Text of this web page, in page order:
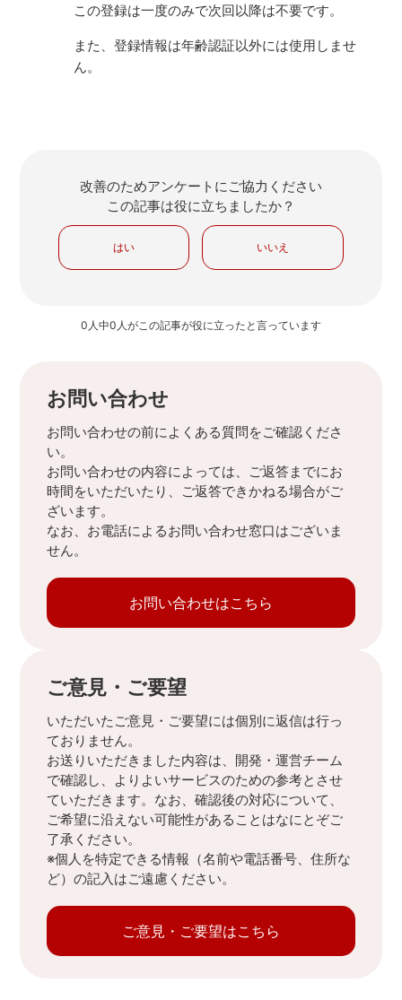
この登録は一度のみで次回以降は不要です。
また、登録情報は年齢認証以外には使用しませ
ん。
改善のためアンケートにご協力ください
この記事は役に立ちましたか？
はい いいえ
0人中0人がこの記事が役に立ったと言っています
お問い合わせ
お問い合わせの前によくある質問をご確認くださ
い。
お問い合わせの内容によっては、ご返答までにお
時間をいただいたり、ご返答できかねる場合がご
ざいます。
なお、お電話によるお問い合わせ窓口はございま
せん。
お問い合わせはこちら
ご意見・ご要望
いただいたご意見・ご要望には個別に返信は行っ
ておりません。
お送りいただきました内容は、開発・運営チーム
で確認し、よりよいサービスのための参考とさせ
ていただきます。なお、確認後の対応について、
ご希望に沿えない可能性があることはなにとぞご
了承ください。
※個人を特定できる情報（名前や電話番号、住所な
ど）の記入はご遠慮ください。
ご意見・ご要望はこちら